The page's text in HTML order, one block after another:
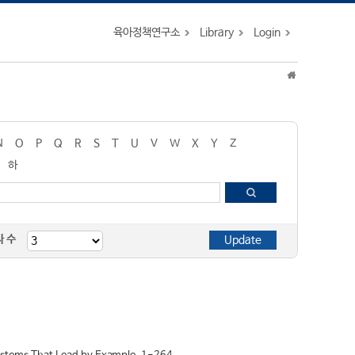
육아정책연구소 Library Login
O P Q R S T U V W X Y
Z
하
수